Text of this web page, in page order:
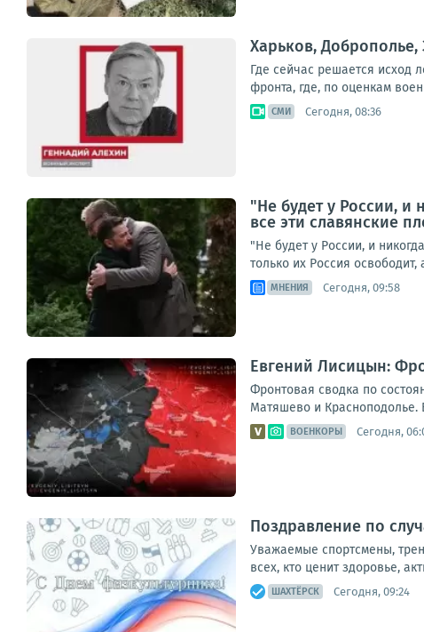
Харьков,
Где сейчас решается исход
фронта, где, по оценкам
СМИ Сегодня, 08:36
"Не будет у России, и
все эти славянские
"Не будет у России, и
только их Россия
МНЕНИЯ Сегодня, 09:58
Евгений Лисицын:
Фронтовая сводка по
Матяшево и Красноподолье.
ВОЕНКОРЫ Сегодня,
Поздравление по
Уважаемые спортсмены,
всех, кто ценит здоровье,
ШАХТЁРСК Сегодня, 09:24